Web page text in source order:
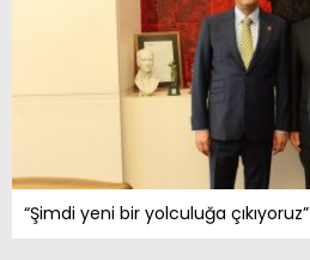
“Şimdi yeni bir yolculuğa çıkıyoruz”